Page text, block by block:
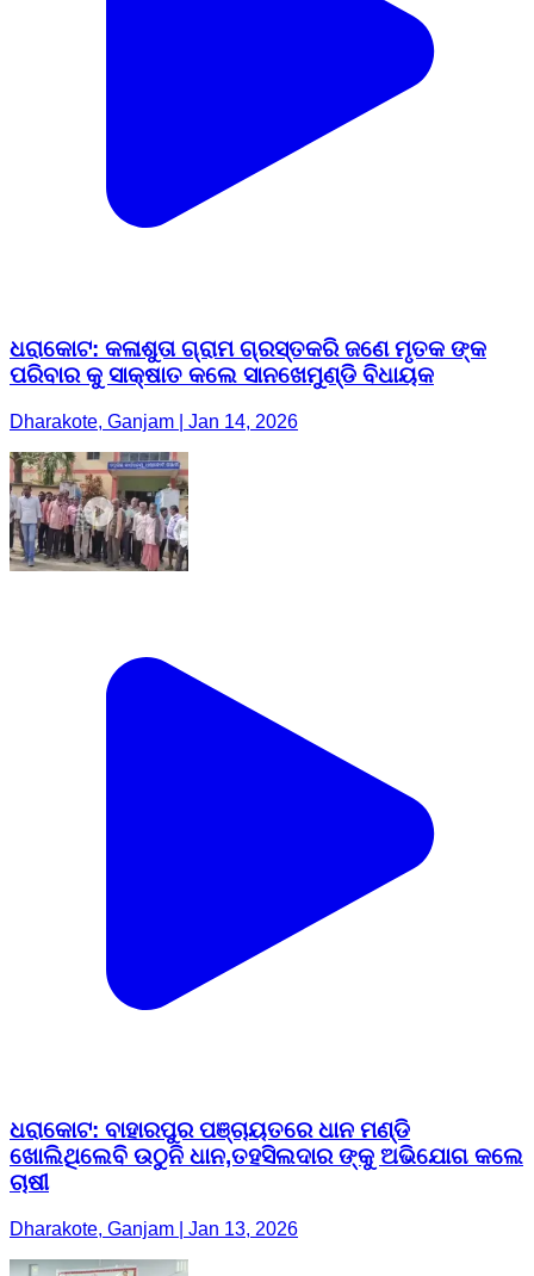
ଧରାକୋଟ: କଳାଶୁତା ଗ୍ରାମ ଗ୍ରସ୍ତକରି ଜଣେ ମୃତକ ଙ୍କ
ପରିବାର କୁ ସାକ୍ଷାତ କଲେ ସାନଖେମୁଣ୍ଡି ବିଧାୟକ
Dharakote, Ganjam | Jan 14, 2026
ଧରାକୋଟ: ବାହାରପୁର ପଞ୍ଚାୟତରେ ଧାନ ମଣ୍ଡି
ଖୋଲିଥିଲେବି ଉଠୁନି ଧାନ,ତହସିଲଦାର ଙ୍କୁ ଅଭିଯୋଗ କଲେ
ଚାଷୀ
Dharakote, Ganjam | Jan 13, 2026